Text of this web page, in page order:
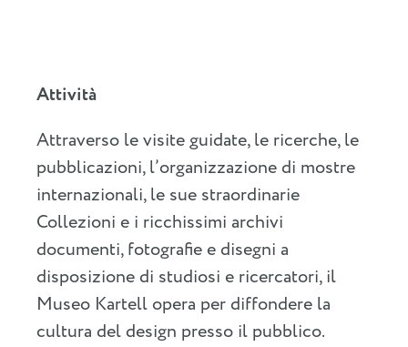
Attività
Attraverso le visite guidate, le ricerche, le
pubblicazioni, l’organizzazione di mostre
internazionali, le sue straordinarie
Collezioni e i ricchissimi archivi
documenti, fotografie e disegni a
disposizione di studiosi e ricercatori, il
Museo Kartell opera per diffondere la
cultura del design presso il pubblico.